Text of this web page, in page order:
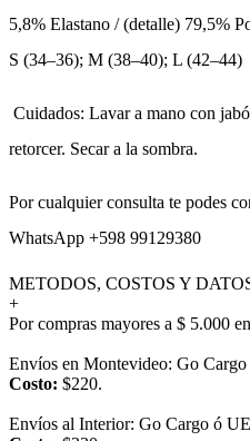
5,8% Elastano / (detalle) 79,5%
S (34–36); M (38–40); L (42–44)
Cuidados: Lavar a mano con
retorcer. Secar a la sombra.
Por cualquier consulta te podes
WhatsApp +598 99129380
METODOS, COSTOS Y
+
Por compras mayores a $ 5.000
Envíos en Montevideo: Go
Costo: $220.
Envíos al Interior: Go Cargo ó